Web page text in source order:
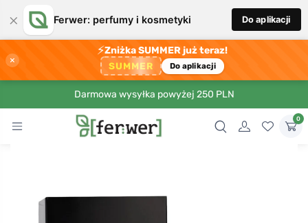
× Ferwer: perfumy i kosmetyki Do aplikacji
×
⚡Zniżka SUMMER już teraz!
SUMMER Do aplikacji
Darmowa wysyłka powyżej 250 PLN
0